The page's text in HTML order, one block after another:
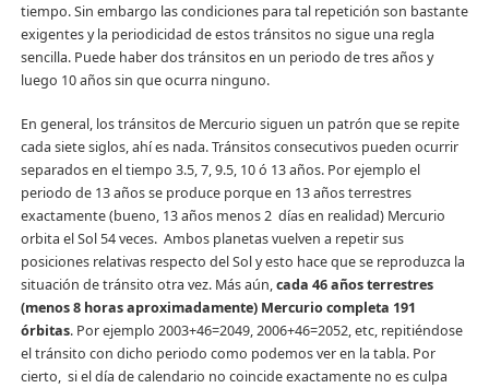
tiempo. Sin embargo las condiciones para tal repetición son bastante
exigentes y la periodicidad de estos tránsitos no sigue una regla
sencilla. Puede haber dos tránsitos en un periodo de tres años y
luego 10 años sin que ocurra ninguno.
En general, los tránsitos de Mercurio siguen un patrón que se repite
cada siete siglos, ahí es nada. Tránsitos consecutivos pueden ocurrir
separados en el tiempo 3.5, 7, 9.5, 10 ó 13 años. Por ejemplo el
periodo de 13 años se produce porque en 13 años terrestres
exactamente (bueno, 13 años menos 2 días en realidad) Mercurio
orbita el Sol 54 veces. Ambos planetas vuelven a repetir sus
posiciones relativas respecto del Sol y esto hace que se reproduzca la
situación de tránsito otra vez. Más aún,cada 46 años terrestres
(menos 8 horas aproximadamente) Mercurio completa 191
órbitas. Por ejemplo 2003+46=2049, 2006+46=2052, etc, repitiéndose
el tránsito con dicho periodo como podemos ver en la tabla. Por
cierto, si el día de calendario no coincide exactamente no es culpa